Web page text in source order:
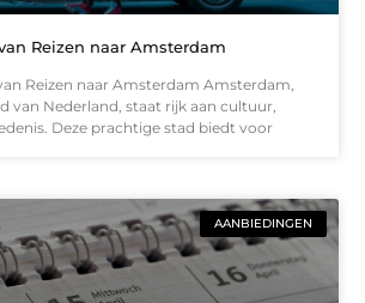
Reizen naar Amsterdam
Reizen naar Amsterdam Amsterdam,
van Nederland, staat rijk aan cultuur,
Deze prachtige stad biedt voor
AANBIEDINGEN